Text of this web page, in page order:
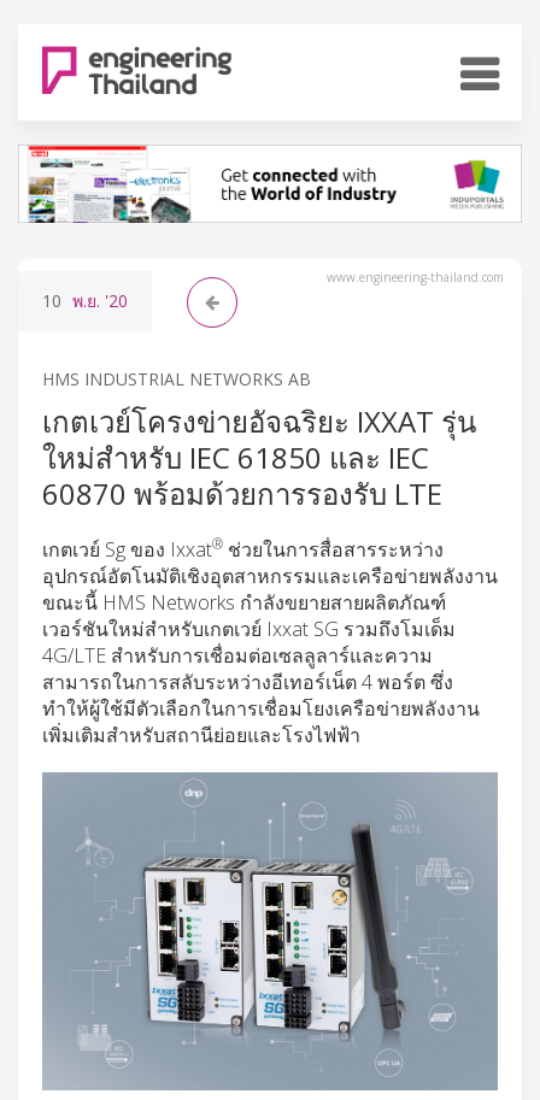
www.engineering-thailand.com
10 พ.ย. '20
HMS INDUSTRIAL NETWORKS AB
เกตเวย์โครงข่ายอัจฉริยะ IXXAT รุ่น
ใหม่สำหรับ IEC 61850 และ IEC
60870 พร้อมด้วยการรองรับ LTE
เกตเวย์ Sg ของ Ixxat® ช่วยในการสื่อสารระหว่าง
อุปกรณ์อัตโนมัติเชิงอุตสาหกรรมและเครือข่ายพลังงาน
ขณะนี้ HMS Networks กำลังขยายสายผลิตภัณฑ์
เวอร์ชันใหม่สำหรับเกตเวย์ Ixxat SG รวมถึงโมเด็ม
4G/LTE สำหรับการเชื่อมต่อเซลลูลาร์และความ
สามารถในการสลับระหว่างอีเทอร์เน็ต 4 พอร์ต ซึ่ง
ทำให้ผู้ใช้มีตัวเลือกในการเชื่อมโยงเครือข่ายพลังงาน
เพิ่มเติมสำหรับสถานีย่อยและโรงไฟฟ้า